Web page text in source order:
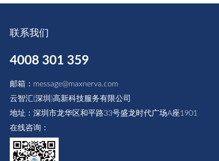
联系我们
4008 301 359
邮箱：message@maxnerva.com
云智汇(深圳)高新科技服务有限公司
地址：深圳市龙华区和平路33号盛龙时代广场A座1901
在线咨询：